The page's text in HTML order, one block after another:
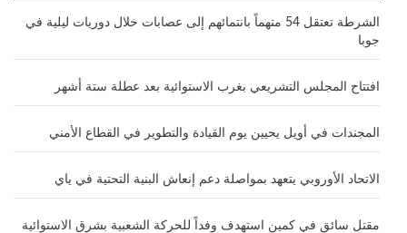
الشرطة تعتقل 54 متهماً بانتمائهم إلى عصابات خلال دوريات ليلية في
جوبا
افتتاح المجلس التشريعي بغرب الاستوائية بعد عطلة ستة أشهر
المجندات في أويل يحيين يوم القيادة والتطوير في القطاع الأمني
الاتحاد الأوروبي يتعهد بمواصلة دعم إنعاش البنية التحتية في ياي
مقتل سائق في كمين استهدف وفداً للحركة الشعبية بشرق الاستوائية